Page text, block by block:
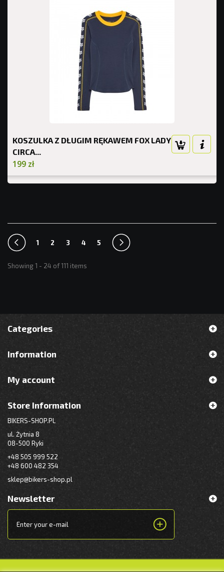
KOSZULKA Z DŁUGIM RĘKAWEM FOX LADY
CIRCA...
199 zł
1 2 3 4 5
Showing 1 - 24 of 111 items
Categories
Information
My account
Store Information
BIKERS-SHOP.PL
ul. Żytnia 8
08-500 Ryki
+48 505 999 522
+48 600 482 354
sklep@bikers-shop.pl
Newsletter